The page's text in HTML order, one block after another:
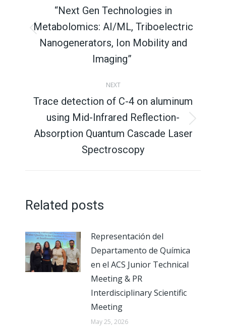
navigation
Previous
post:
“Next Gen Technologies in
Metabolomics: AI/ML, Triboelectric
Nanogenerators, Ion Mobility and
Imaging”
NEXT
Next
post:
Trace detection of C-4 on aluminum
using Mid-Infrared Reflection-
Absorption Quantum Cascade Laser
Spectroscopy
Related posts
Representación del
Departamento de Química
en el ACS Junior Technical
Meeting & PR
Interdisciplinary Scientific
Meeting
May 25, 2026